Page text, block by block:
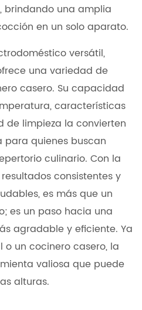
brindando una amplia
en un solo aparato.
versátil,
una variedad de
casero. Su capacidad
características
de limpieza la convierten
quienes buscan
culinario. Con la
consistentes y
es más que un
es un paso hacia una
agradable y eficiente. Ya
o un cocinero casero, la
valiosa que puede
alturas.